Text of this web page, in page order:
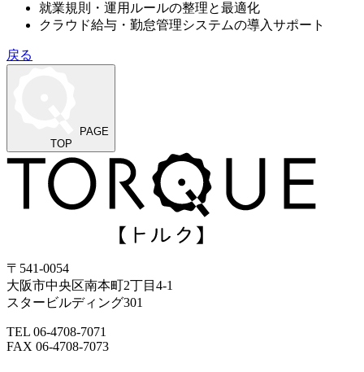
就業規則・運用ルールの整理と最適化
クラウド給与・勤怠管理システムの導入サポート
戻る
PAGE
TOP
〒541-0054
大阪市中央区南本町2丁目4-1
スタービルディング301
TEL 06-4708-7071
FAX 06-4708-7073